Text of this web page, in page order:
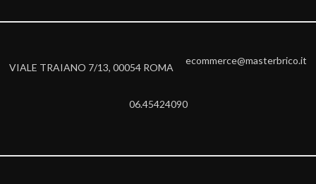
VIALE TRAIANO 7/13, 00054 ROMA
ecommerce@masterbrico.it
06.45424090